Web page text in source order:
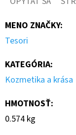
MENO ZNAČKY:
Tesori
KATEGÓRIA:
Kozmetika a krása
HMOTNOSŤ:
0.574 kg